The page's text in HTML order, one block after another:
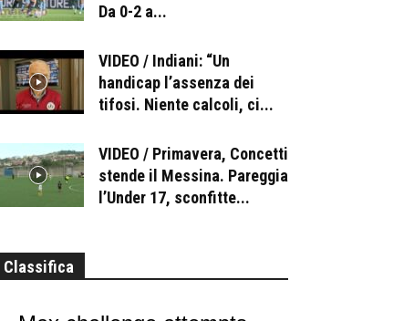
Da 0-2 a...
VIDEO / Indiani: “Un
handicap l’assenza dei
tifosi. Niente calcoli, ci...
VIDEO / Primavera, Concetti
stende il Messina. Pareggia
l’Under 17, sconfitte...
Classifica